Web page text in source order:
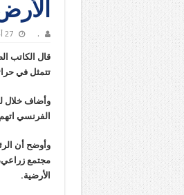
. 27 أغسطس، 2019
قال الكاتب
تتمثل في
الفرنسي
وأوضح أن
الأرضية.